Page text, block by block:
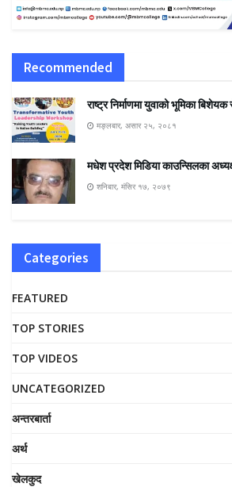
Recommended
राष्ट्र निर्माणमा युवाको भूमिका
मङ्लबार, असार २५, २०८१
मधेश प्रदेश मिडिया काउन्सिलका
शनिबार, मंसिर १७, २०७९
Categories
FEATURED
TOP STORIES
TOP VIDEOS
UNCATEGORIZED
अन्तरबार्ता
अर्थ
खेलकुद